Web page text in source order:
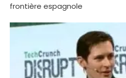
frontière espagnole